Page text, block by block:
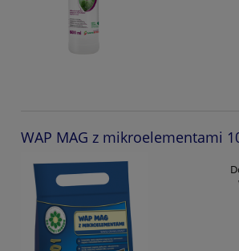
WAP MAG z mikroelementami